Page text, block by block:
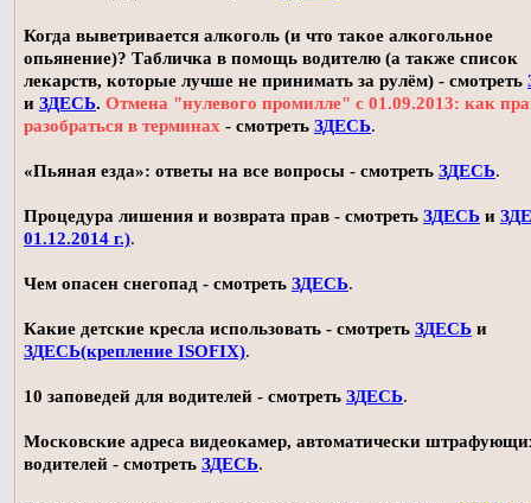
Когда выветривается алкоголь (и что такое алкогольное
опьянение)? Табличка в помощь водителю (а также список
лекарств, которые лучше не принимать за рулём) - смотреть
и ЗДЕСЬ. Отмена "нулевого промилле" с 01.09.2013: как
разобраться в терминах - смотреть ЗДЕСЬ.
«Пьяная езда»: ответы на все вопросы - смотреть ЗДЕСЬ.
Процедура лишения и возврата прав - смотреть ЗДЕСЬ и
01.12.2014 г.).
Чем опасен снегопад - смотреть ЗДЕСЬ.
Какие детские кресла использовать - смотреть ЗДЕСЬ и
ЗДЕСЬ(крепление ISOFIX).
10 заповедей для водителей - смотреть ЗДЕСЬ.
Московские адреса видеокамер, автоматически
водителей - смотреть ЗДЕСЬ.